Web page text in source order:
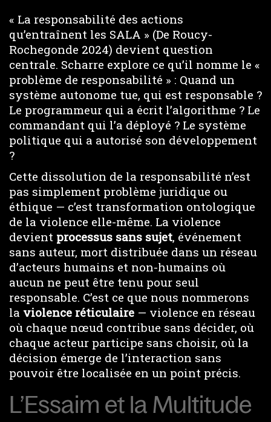
« La responsabilité des actions
qu’entraînent les SALA » (De Roucy-
Rochegonde 2024) devient question
centrale. Scharre explore ce qu’il nomme le «
problème de responsabilité » : Quand un
système autonome tue, qui est responsable ?
Le programmeur qui a écrit l’algorithme ? Le
commandant qui l’a déployé ? Le système
politique qui a autorisé son développement
?
Cette dissolution de la responsabilité n’est
pas simplement problème juridique ou
éthique — c’est transformation ontologique
de la violence elle-même. La violence
devient processus sans sujet, événement
sans auteur, mort distribuée dans un réseau
d’acteurs humains et non-humains où
aucun ne peut être tenu pour seul
responsable. C’est ce que nous nommerons
la violence réticulaire — violence en réseau
où chaque nœud contribue sans décider, où
chaque acteur participe sans choisir, où la
décision émerge de l’interaction sans
pouvoir être localisée en un point précis.
L’Essaim et la Multitude